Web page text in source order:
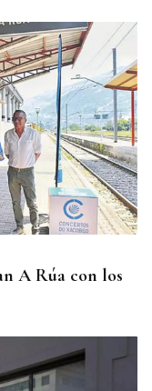
A Rúa con los